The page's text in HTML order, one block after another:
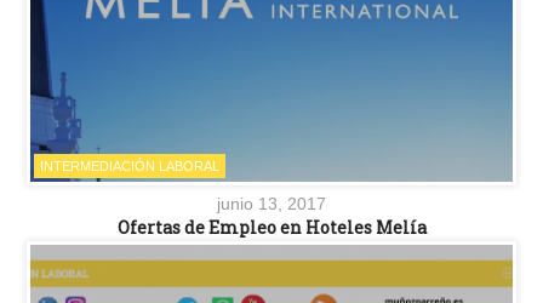
INTERMEDIACIÓN LABORAL
junio 13, 2017
Ofertas de Empleo en Hoteles Melía